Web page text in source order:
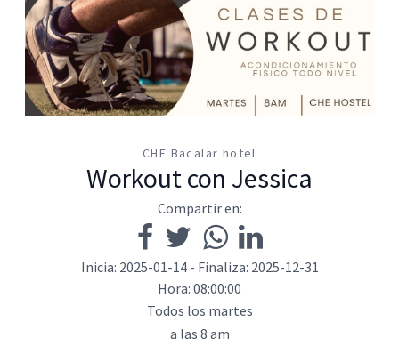
CHE Bacalar hotel
Workout con Jessica
Compartir en:
Inicia: 2025-01-14 - Finaliza: 2025-12-31
Hora: 08:00:00
Todos los martes
a las 8 am